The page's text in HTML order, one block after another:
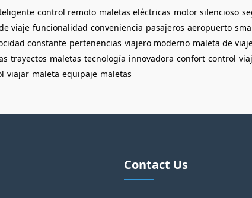
control remoto maletas eléctricas motor silencioso
viaje funcionalidad conveniencia pasajeros aeropuerto
constante pertenencias viajero moderno maleta de
trayectos maletas tecnología innovadora confort control
viajar maleta equipaje maletas
Contact Us